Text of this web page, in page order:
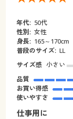
年代: 50代
性別: 女性
身長: 165～170cm
普段のサイズ: LL
サイズ感 小さい
品質
お買い得感
使いやすさ
仕事用に